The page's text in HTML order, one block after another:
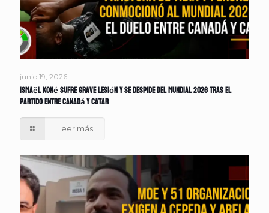
junio 19, 2026
Ismaël Koné sufre grave lesión y se despide del Mundial 2026 tras el
partido entre Canadá y Catar
Leer más